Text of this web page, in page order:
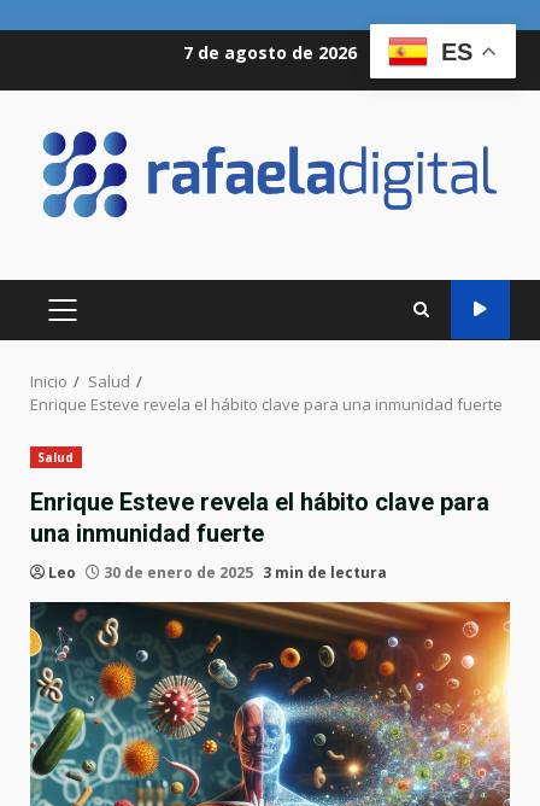
7 de agosto de 2026
MENÚ
PRINCIPAL
Inicio
Salud
Enrique Esteve revela el hábito clave para una inmunidad fuerte
Salud
Enrique Esteve revela el hábito clave para
una inmunidad fuerte
Leo 30 de enero de 2025 3 min de lectura
ES